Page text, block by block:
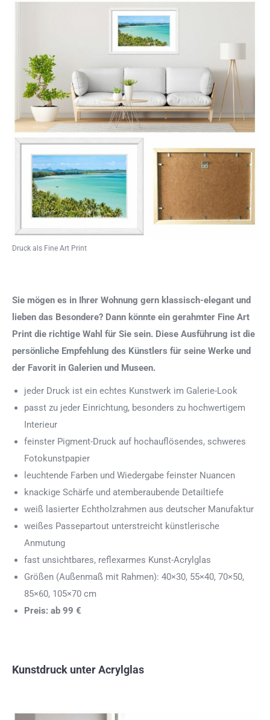
Druck als Fine Art Print
Sie mögen es in Ihrer Wohnung gern klassisch-elegant und
lieben das Besondere? Dann könnte ein gerahmter Fine Art
Print die richtige Wahl für Sie sein. Diese Ausführung ist die
persönliche Empfehlung des Künstlers für seine Werke und
der Favorit in Galerien und Museen.
jeder Druck ist ein echtes Kunstwerk im Galerie-Look
passt zu jeder Einrichtung, besonders zu hochwertigem
Interieur
feinster Pigment-Druck auf hochauflösendes, schweres
Fotokunstpapier
leuchtende Farben und Wiedergabe feinster Nuancen
knackige Schärfe und atemberaubende Detailtiefe
weiß lasierter Echtholzrahmen aus deutscher Manufaktur
weißes Passepartout unterstreicht künstlerische
Anmutung
fast unsichtbares, reflexarmes Kunst-Acrylglas
Größen (Außenmaß mit Rahmen): 40×30, 55×40, 70×50,
85×60, 105×70 cm
Preis: ab 99 €
Kunstdruck unter Acrylglas